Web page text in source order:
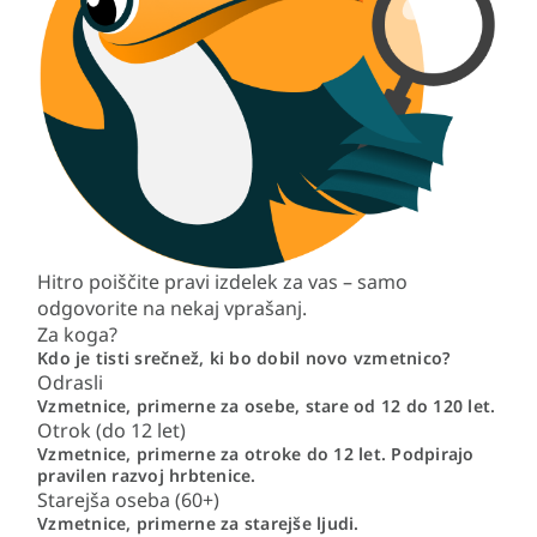
Hitro poiščite pravi izdelek za vas – samo
odgovorite na nekaj vprašanj.
Za koga?
Kdo je tisti srečnež, ki bo dobil novo vzmetnico?
Odrasli
Vzmetnice, primerne za osebe, stare od 12 do 120 let.
Otrok (do 12 let)
Vzmetnice, primerne za otroke do 12 let. Podpirajo
pravilen razvoj hrbtenice.
Starejša oseba (60+)
Vzmetnice, primerne za starejše ljudi.